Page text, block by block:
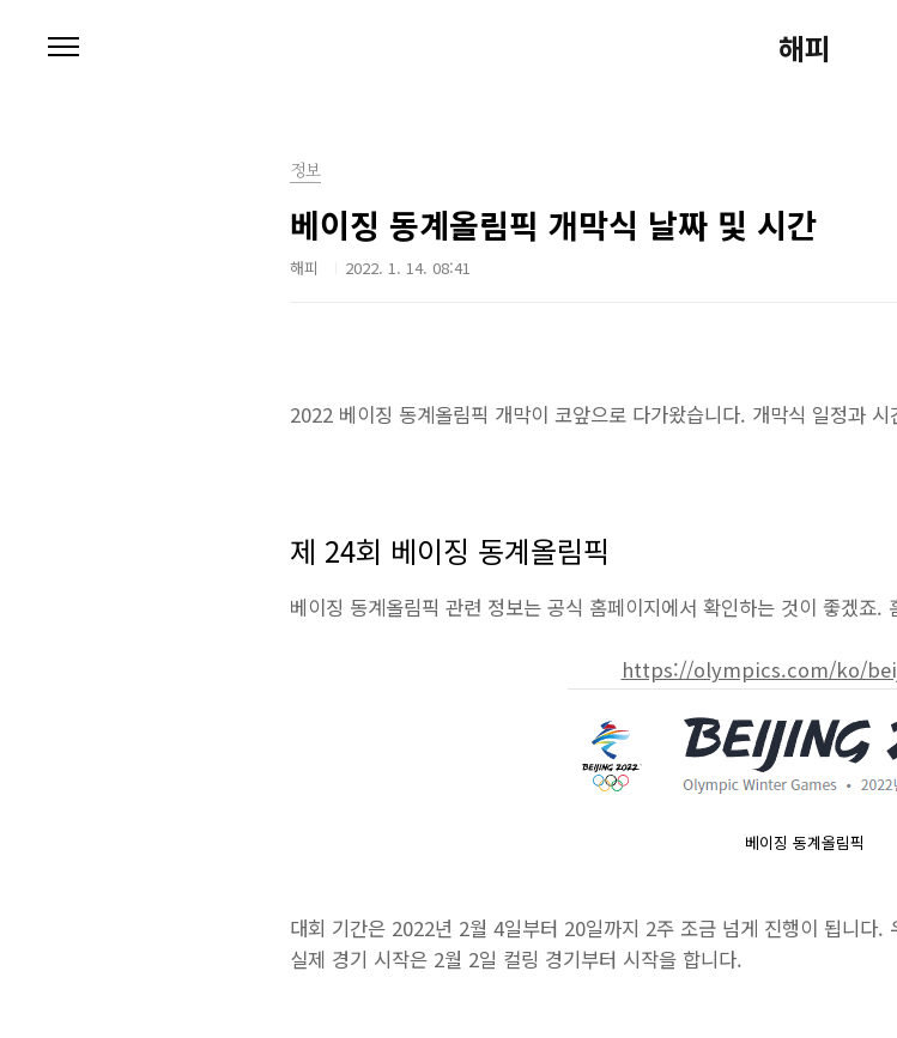
해피
정보
베이징 동계올림픽 개막식 날짜 및 시간
해피 2022. 1. 14. 08:41
2022 베이징 동계올림픽 개막이 코앞으로 다가왔습니다. 개막식 일정과
제 24회 베이징 동계올림픽
베이징 동계올림픽 관련 정보는 공식 홈페이지에서 확인하는 것이 좋겠죠.
https://olympics.com/ko/
베이징 동계올림픽
대회 기간은 2022년 2월 4일부터 20일까지 2주 조금 넘게 진행이 됩니다.
실제 경기 시작은 2월 2일 컬링 경기부터 시작을 합니다.